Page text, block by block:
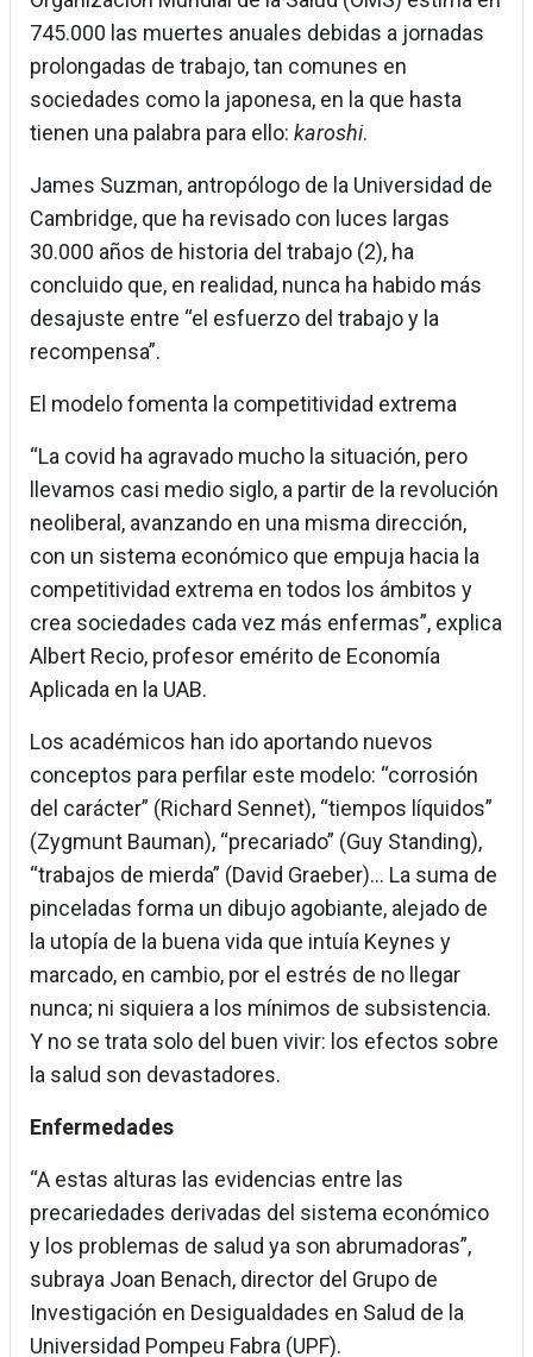
745.000 las muertes anuales debidas a jornadas
prolongadas de trabajo, tan comunes en
sociedades como la japonesa, en la que hasta
tienen una palabra para ello: karoshi.
James Suzman, antropólogo de la Universidad de
Cambridge, que ha revisado con luces largas
30.000 años de historia del trabajo (2), ha
concluido que, en realidad, nunca ha habido más
desajuste entre “el esfuerzo del trabajo y la
recompensa”.
El modelo fomenta la competitividad extrema
“La covid ha agravado mucho la situación, pero
llevamos casi medio siglo, a partir de la revolución
neoliberal, avanzando en una misma dirección,
con un sistema económico que empuja hacia la
competitividad extrema en todos los ámbitos y
crea sociedades cada vez más enfermas”, explica
Albert Recio, profesor emérito de Economía
Aplicada en la UAB.
Los académicos han ido aportando nuevos
conceptos para perfilar este modelo: “corrosión
del carácter” (Richard Sennet), “tiempos líquidos”
(Zygmunt Bauman), “precariado” (Guy Standing),
“trabajos de mierda” (David Graeber)... La suma de
pinceladas forma un dibujo agobiante, alejado de
la utopía de la buena vida que intuía Keynes y
marcado, en cambio, por el estrés de no llegar
nunca; ni siquiera a los mínimos de subsistencia.
Y no se trata solo del buen vivir: los efectos sobre
la salud son devastadores.
Enfermedades
“A estas alturas las evidencias entre las
precariedades derivadas del sistema económico
y los problemas de salud ya son abrumadoras”,
subraya Joan Benach, director del Grupo de
Investigación en Desigualdades en Salud de la
Universidad Pompeu Fabra (UPF).